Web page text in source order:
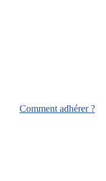
Comment adhérer ?